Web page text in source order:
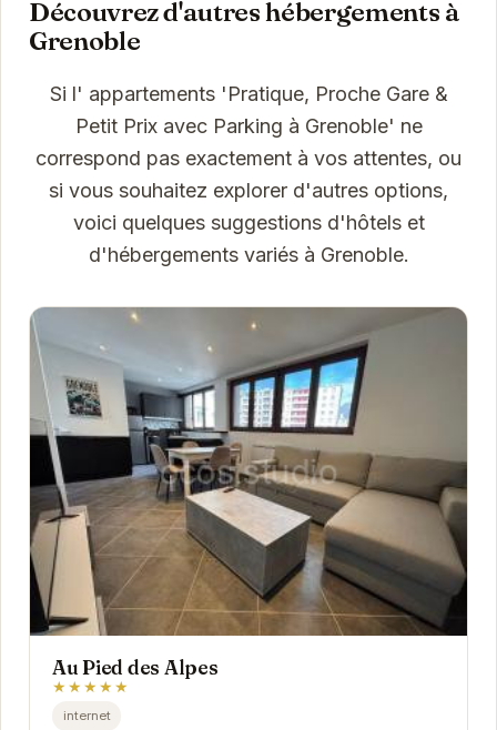
Découvrez d'autres hébergements à
Grenoble
Si l' appartements 'Pratique, Proche Gare &
Petit Prix avec Parking à Grenoble' ne
correspond pas exactement à vos attentes, ou
si vous souhaitez explorer d'autres options,
voici quelques suggestions d'hôtels et
d'hébergements variés à Grenoble.
Au Pied des Alpes
★★★★★
internet